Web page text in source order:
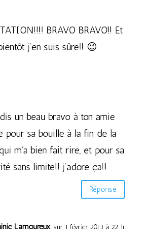
BRAVO BRAVO!! Et
j’en suis sûre!! 😉
un beau bravo à ton amie
pour sa bouille à la fin de la
m’a bien fait rire, et pour sa
sans limite!! j’adore ça!!
Réponse
Lamoureux sur 1 février 2013 à 22 h